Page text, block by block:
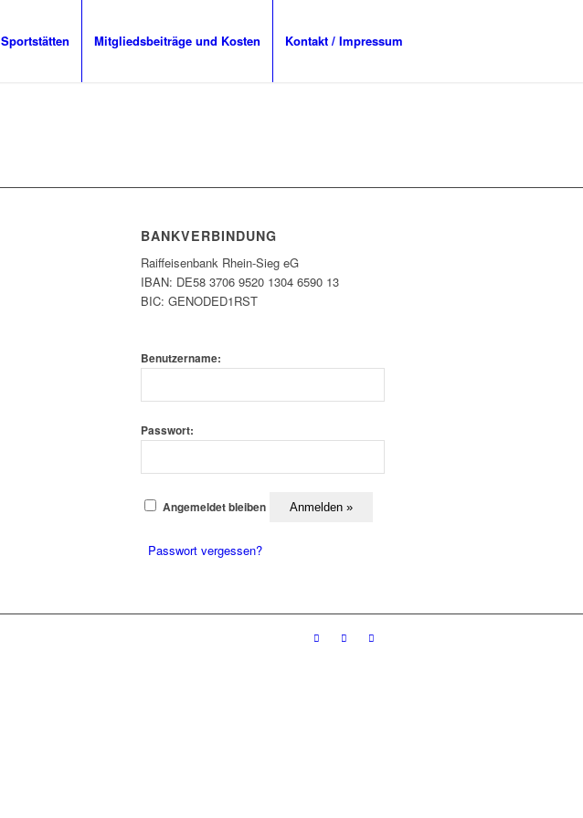
Sportstätten Mitgliedsbeiträge und Kosten Kontakt / Impressum
BANKVERBINDUNG
Raiffeisenbank Rhein-Sieg eG
IBAN: DE58 3706 9520 1304 6590 13
BIC: GENODED1RST
Benutzername:
Passwort:
Angemeldet bleiben
Passwort vergessen?